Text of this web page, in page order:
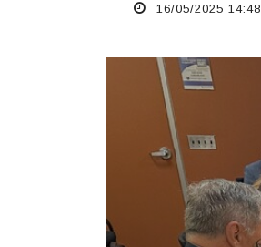
16/05/2025 14:48